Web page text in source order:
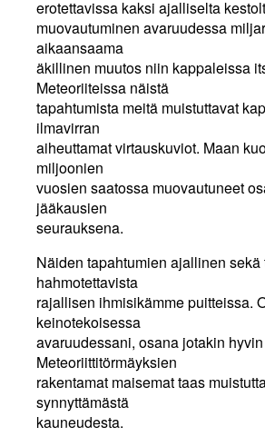
erotettavissa kaksi ajalliselta
muovautuminen avaruudessa
aikaansaama
äkillinen muutos niin kappaleissa
Meteoriiteissa näistä
tapahtumista meitä muistuttavat
ilmavirran
aiheuttamat virtauskuviot. Maan
miljoonien
vuosien saatossa muovautuneet
jääkausien
seurauksena.
Näiden tapahtumien ajallinen
hahmotettavista
rajallisen ihmisikämme puitteissa.
keinotekoisessa
avaruudessani, osana jotakin
Meteoriittitörmäyksien
rakentamat maisemat taas
synnyttämästä
kauneudesta.